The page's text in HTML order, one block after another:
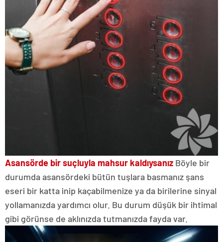
Asansörde bir suçluyla mahsur kaldıysanız Böyle bir
durumda asansördeki bütün tuşlara basmanız şans
eseri bir katta inip kaçabilmenize ya da birilerine sinyal
yollamanızda yardımcı olur. Bu durum düşük bir ihtimal
gibi görünse de aklınızda tutmanızda fayda var.